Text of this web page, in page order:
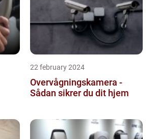
22 february 2024
Overvågningskamera -
Sådan sikrer du dit hjem